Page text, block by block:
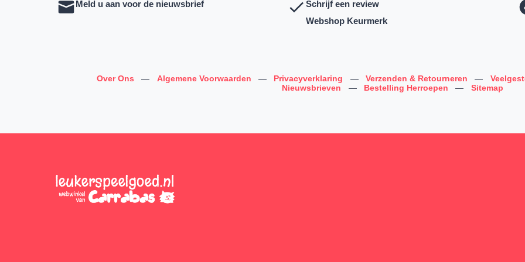
Meld u aan voor de nieuwsbrief
Schrijf een review
Webshop Keurmerk
Over Ons — Algemene Voorwaarden — Privacyverklaring — Verzenden & Retourneren —
Nieuwsbrieven
— Bestelling Herroepen — Sitemap